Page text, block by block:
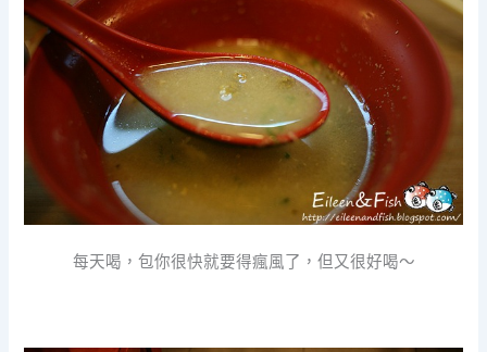
每天喝，包你很快就要得瘋風了，但又很好喝～